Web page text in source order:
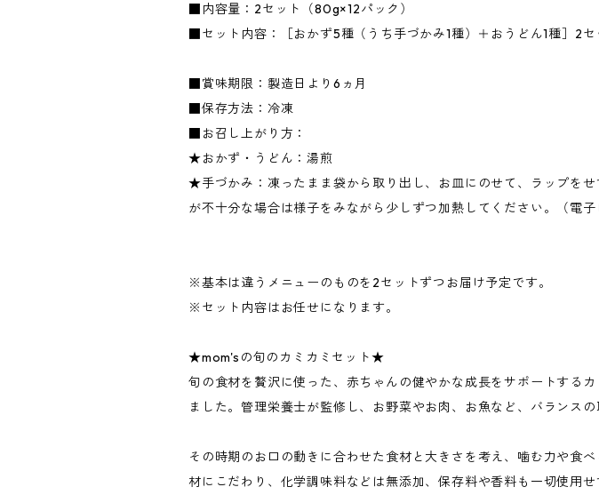
■内容量：2セット（80g×12パック）
■セット内容：［おかず5種（うち手づかみ1種）＋おうどん1種］2セ
■賞味期限：製造日より6ヵ月
■保存方法：冷凍
■お召し上がり方：
★おかず・うどん：湯煎
★手づかみ：凍ったまま袋から取り出し、お皿にのせて、ラップを
が不十分な場合は様子をみながら少しずつ加熱してください。（電
※基本は違うメニューのものを2セットずつお届け予定です。
※セット内容はお任せになります。
★mom'sの旬のカミカミセット★
旬の食材を贅沢に使った、赤ちゃんの健やかな成長をサポートする
ました。管理栄養士が監修し、お野菜やお肉、お魚など、バランス
その時期のお口の動きに合わせた食材と大きさを考え、噛む力や食
材にこだわり、化学調味料などは無添加、保存料や香料も一切使用